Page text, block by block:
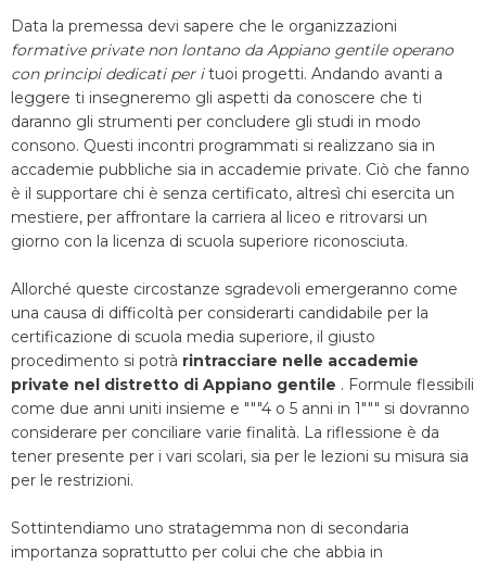
Data la premessa devi sapere che le organizzazioni
formative private non lontano da Appiano gentile operano
con principi dedicati per ituoi progetti. Andando avanti a
leggere ti insegneremo gli aspetti da conoscere che ti
daranno gli strumenti per concludere gli studi in modo
consono. Questi incontri programmati si realizzano sia in
accademie pubbliche sia in accademie private. Ciò che fanno
è il supportare chi è senza certificato, altresì chi esercita un
mestiere, per affrontare la carriera al liceo e ritrovarsi un
giorno con la licenza di scuola superiore riconosciuta.
Allorché queste circostanze sgradevoli emergeranno come
una causa di difficoltà per considerarti candidabile per la
certificazione di scuola media superiore, il giusto
procedimento si potrà rintracciare nelle accademie
private nel distretto di Appiano gentile . Formule flessibili
come due anni uniti insieme e """4 o 5 anni in 1""" si dovranno
considerare per conciliare varie finalità. La riflessione è da
tener presente per i vari scolari, sia per le lezioni su misura sia
per le restrizioni.
Sottintendiamo uno stratagemma non di secondaria
importanza soprattutto per colui che che abbia in